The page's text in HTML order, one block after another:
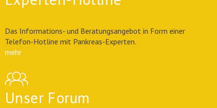
Das Informations- und Beratungsangebot in Form einer
Telefon-Hotline mit Pankreas-Experten.
mehr
Unser Forum